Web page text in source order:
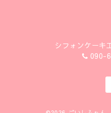
シフォンケー
090-